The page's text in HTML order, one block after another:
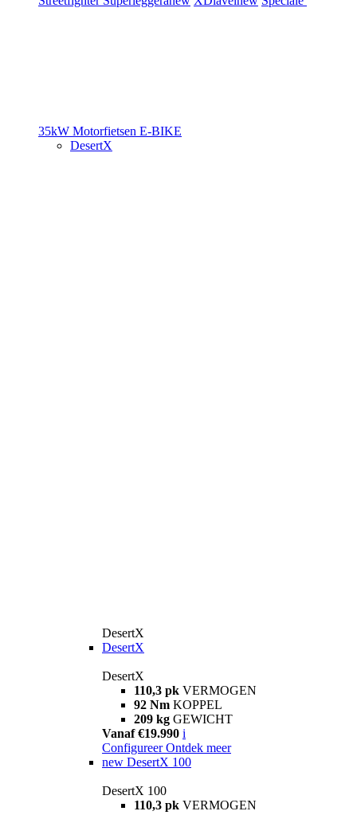
35kW Motorfietsen E-BIKE
DesertX
DesertX
DesertX
DesertX
110,3 pk VERMOGEN
92 Nm KOPPEL
209 kg GEWICHT
Vanaf €19.990 i
Configureer Ontdek meer
new DesertX 100
DesertX 100
110,3 pk VERMOGEN